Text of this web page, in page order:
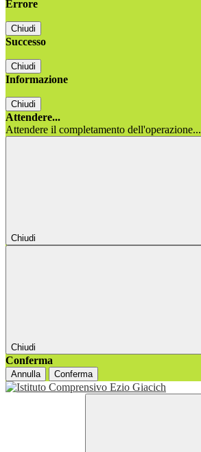
Errore
Chiudi
Successo
Chiudi
Informazione
Chiudi
Attendere...
Attendere il completamento dell'operazione...
Chiudi
Chiudi
Conferma
Annulla Conferma